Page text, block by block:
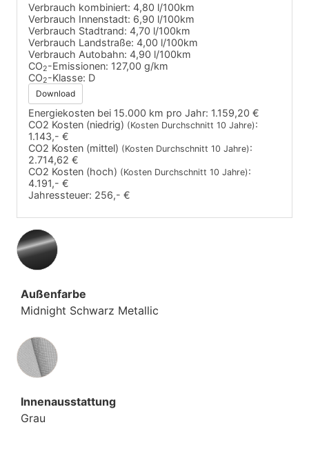
Verbrauch kombiniert: 4,80 l/100km
Verbrauch Innenstadt: 6,90 l/100km
Verbrauch Stadtrand: 4,70 l/100km
Verbrauch Landstraße: 4,00 l/100km
Verbrauch Autobahn: 4,90 l/100km
CO2-Emissionen: 127,00 g/km
CO2-Klasse: D
Download
Energiekosten bei 15.000 km pro Jahr: 1.159,20 €
CO2 Kosten (niedrig) (Kosten Durchschnitt 10 Jahre):
1.143,- €
CO2 Kosten (mittel) (Kosten Durchschnitt 10 Jahre):
2.714,62 €
CO2 Kosten (hoch) (Kosten Durchschnitt 10 Jahre):
4.191,- €
Jahressteuer: 256,- €
Außenfarbe
Midnight Schwarz Metallic
Innenausstattung
Innenausstattung
Grau